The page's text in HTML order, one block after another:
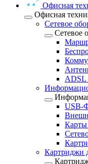
Офисная
Офисная
Сетевое
Сетевое
ADSL
USB-
Карты
Картриджи